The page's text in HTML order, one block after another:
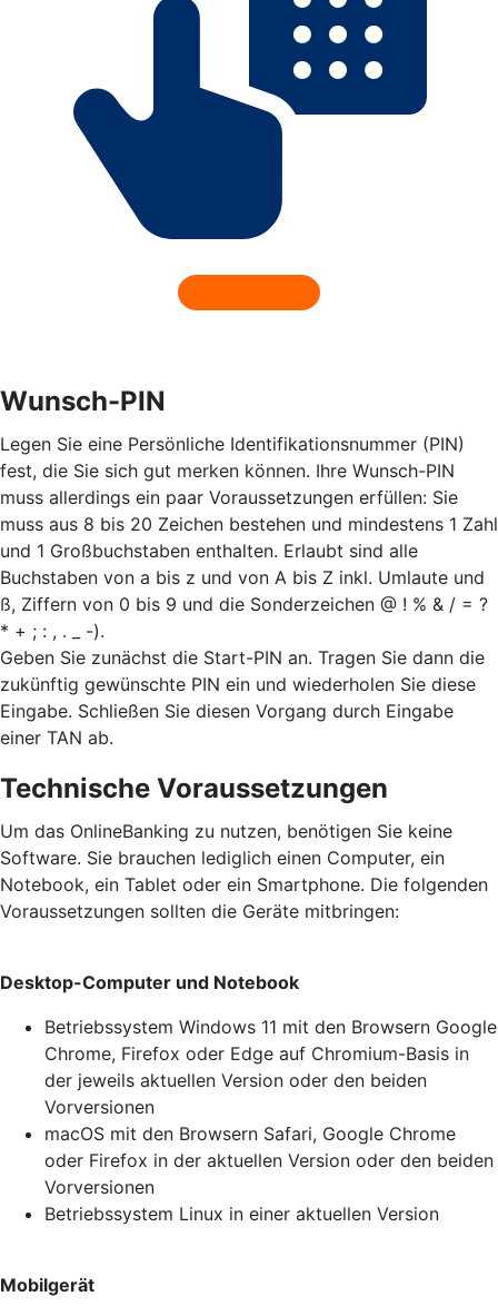
Wunsch-PIN
Legen Sie eine Persönliche Identifikationsnummer (PIN)
fest, die Sie sich gut merken können. Ihre Wunsch-PIN
muss allerdings ein paar Voraussetzungen erfüllen: Sie
muss aus 8 bis 20 Zeichen bestehen und mindestens 1 Zahl
und 1 Großbuchstaben enthalten. Erlaubt sind alle
Buchstaben von a bis z und von A bis Z inkl. Umlaute und
ß, Ziffern von 0 bis 9 und die Sonderzeichen @ ! % & / = ?
* + ; : , . _ -).
Geben Sie zunächst die Start-PIN an. Tragen Sie dann die
zukünftig gewünschte PIN ein und wiederholen Sie diese
Eingabe. Schließen Sie diesen Vorgang durch Eingabe
einer TAN ab.
Technische Voraussetzungen
Um das OnlineBanking zu nutzen, benötigen Sie keine
Software. Sie brauchen lediglich einen Computer, ein
Notebook, ein Tablet oder ein Smartphone. Die folgenden
Voraussetzungen sollten die Geräte mitbringen:
Desktop-Computer und Notebook
Betriebssystem Windows 11 mit den Browsern Google
Chrome, Firefox oder Edge auf Chromium-Basis in
der jeweils aktuellen Version oder den beiden
Vorversionen
macOS mit den Browsern Safari, Google Chrome
oder Firefox in der aktuellen Version oder den beiden
Vorversionen
Betriebssystem Linux in einer aktuellen Version
Mobilgerät